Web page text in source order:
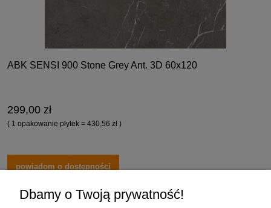
ABK SENSI 900 Stone Grey Ant. 3D 60x120
299,00 zł
( 1 opakowanie płytek = 430,56 zł )
powiadom o dostępności
Dbamy o Twoją prywatność!